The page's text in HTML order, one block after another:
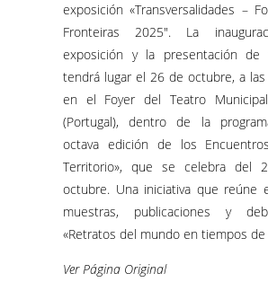
exposición «Transversalidades –
Fronteiras 2025″. La
exposición y la presentación de
tendrá lugar el 26 de octubre, a las
en el Foyer del Teatro
(Portugal), dentro de la
octava edición de los
Territorio», que se celebra del
octubre. Una iniciativa que reúne
muestras, publicaciones y
«Retratos del mundo en tiempos de
Ver Página Original